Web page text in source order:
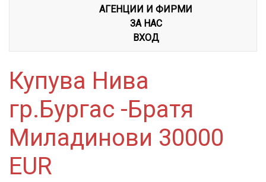
АГЕНЦИИ И ФИРМИ
ЗА НАС
ВХОД
Купува Нива
гр.Бургас -Братя
Миладинови 30000
EUR